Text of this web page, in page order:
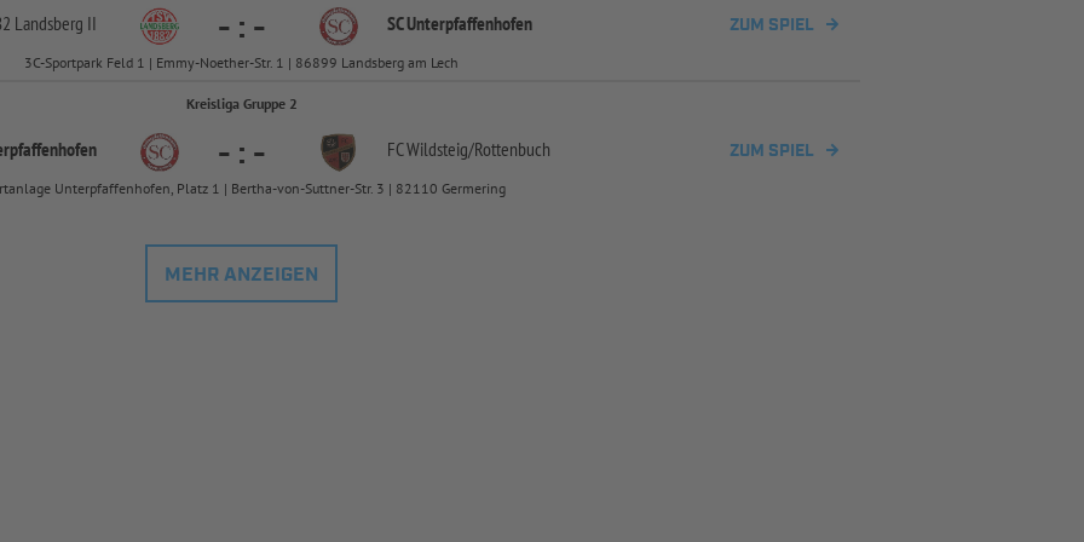
Landsberg II - : - SC Unterpfaffenhofen ZUM SPIEL
3C-Sportpark Feld 1 | Emmy-Noether-Str. 1 | 86899 Landsberg am Lech
Kreisliga Gruppe 2
- : - FC Wildsteig/Rottenbuch ZUM SPIEL
Unterpfaffenhofen, Platz 1 | Bertha-von-Suttner-Str. 3 | 82110 Germering
MEHR ANZEIGEN